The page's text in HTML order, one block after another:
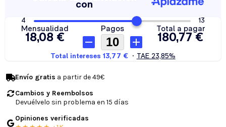
Envío gratis a partir de 49€
Cambios y Reembolsos
Devuélvelo sin problema en 15 días
Opiniones verificadas